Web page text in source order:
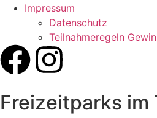
Impressum
Datenschutz
Teilnahmeregeln
Freizeitparks im